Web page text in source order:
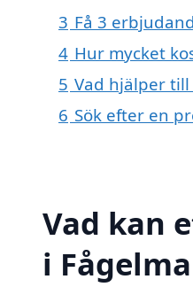
3 Få 3
4 Hur mycket
5 Vad hjälper
6 Sök efter en
Vad kan
i